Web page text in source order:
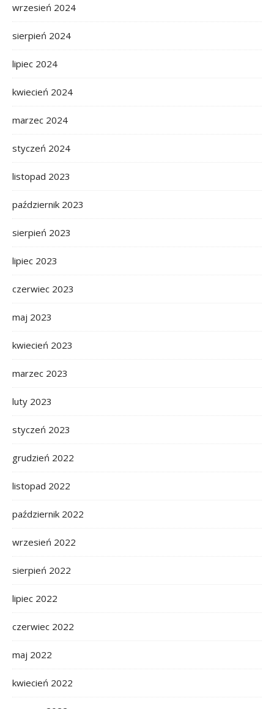
wrzesień 2024
sierpień 2024
lipiec 2024
kwiecień 2024
marzec 2024
styczeń 2024
listopad 2023
październik 2023
sierpień 2023
lipiec 2023
czerwiec 2023
maj 2023
kwiecień 2023
marzec 2023
luty 2023
styczeń 2023
grudzień 2022
listopad 2022
październik 2022
wrzesień 2022
sierpień 2022
lipiec 2022
czerwiec 2022
maj 2022
kwiecień 2022